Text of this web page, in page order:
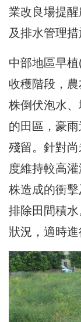
業改良場提
及排水管理
中部地區早
收穫階段，
株倒伏泡水
的田區，豪
殘留。針對
度維持較高
株造成的衝
排除田間積
狀況，適時進